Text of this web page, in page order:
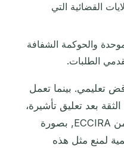
القضائية التي
والحوكمة الشفافة
الطلبات.
تعليمي. بينما تعمل
بعد تعليق تأشيرة،
تستثمر الدول الكاريبية, بتوجيه من ECCIRA, بصورة
لمنع مثل هذه